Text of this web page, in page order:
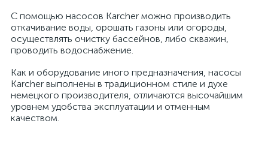
С помощью насосов Karcher можно производить
откачивание воды, орошать газоны или огороды,
осуществлять очистку бассейнов, либо скважин,
проводить водоснабжение.
Как и оборудование иного предназначения, насосы
Karcher выполнены в традиционном стиле и духе
немецкого производителя, отличаются высочайшим
уровнем удобства эксплуатации и отменным
качеством.